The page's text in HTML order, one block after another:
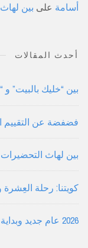
أسامة على بين
أحدث المقالات
بين “خليك بالبيت”
فضفضة عن التقييم
بين لهاث
كويتنا: رحلة العِشرة
2026 عام جديد وبداية جديدة